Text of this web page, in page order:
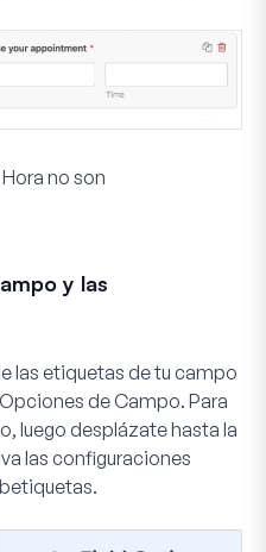
no son
y las
las etiquetas de tu campo
de Campo. Para
, luego desplázate hasta la
las configuraciones
.